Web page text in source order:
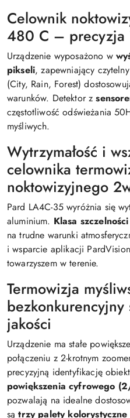
Celownik
480 C – precyzja
Urządzenie wyposażono w
pikseli, zapewniający
(City, Rain, Forest)
warunków. Detektor z
częstotliwość odświeżania
myśliwych.
Wytrzymałość i
celownika
noktowizyjnego
Pard LA4C-35 wyróżnia się
aluminium. Klasa
na trudne warunki
i wsparcie aplikacji
towarzyszem w terenie.
Termowizja
jakości
Urządzenie ma stałe
połączeniu z 2-krotnym
precyzyjną identyfikację
powiększenia cyfrowego
pozwalają na idealne
sątrzy palety kolorystyczne